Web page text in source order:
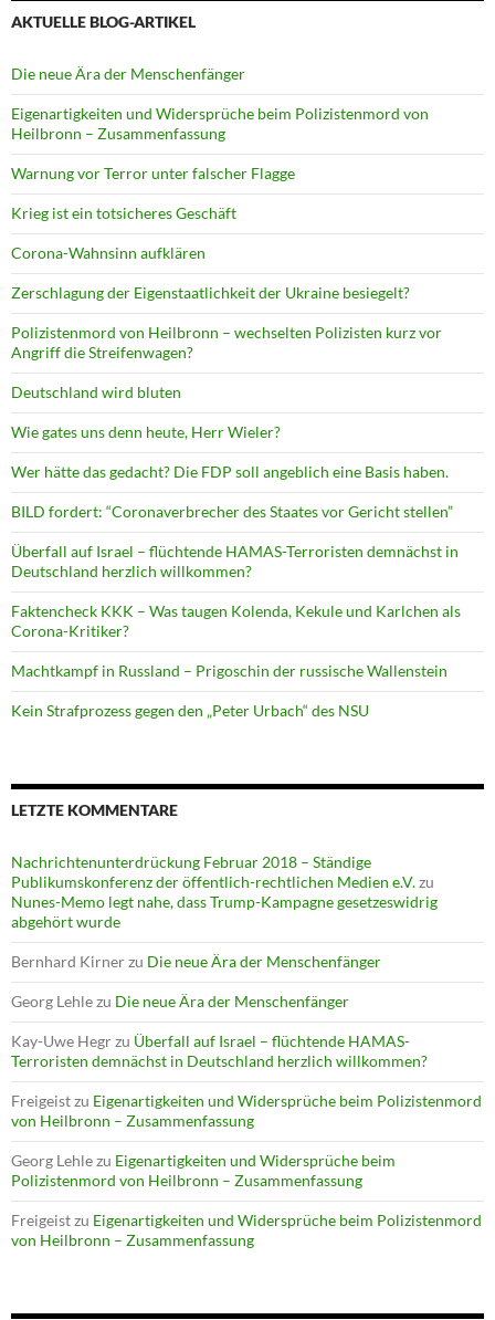
AKTUELLE BLOG-ARTIKEL
Die neue Ära der Menschenfänger
Eigenartigkeiten und Widersprüche beim Polizistenmord von
Heilbronn – Zusammenfassung
Warnung vor Terror unter falscher Flagge
Krieg ist ein totsicheres Geschäft
Corona-Wahnsinn aufklären
Zerschlagung der Eigenstaatlichkeit der Ukraine besiegelt?
Polizistenmord von Heilbronn – wechselten Polizisten kurz vor
Angriff die Streifenwagen?
Deutschland wird bluten
Wie gates uns denn heute, Herr Wieler?
Wer hätte das gedacht? Die FDP soll angeblich eine Basis haben.
BILD fordert: “Coronaverbrecher des Staates vor Gericht stellen”
Überfall auf Israel – flüchtende HAMAS-Terroristen demnächst in
Deutschland herzlich willkommen?
Faktencheck KKK – Was taugen Kolenda, Kekule und Karlchen als
Corona-Kritiker?
Machtkampf in Russland – Prigoschin der russische Wallenstein
Kein Strafprozess gegen den „Peter Urbach“ des NSU
LETZTE KOMMENTARE
Nachrichtenunterdrückung Februar 2018 – Ständige
Publikumskonferenz der öffentlich-rechtlichen Medien e.V.zu
Nunes-Memo legt nahe, dass Trump-Kampagne gesetzeswidrig
abgehört wurde
Bernhard Kirnerzu Die neue Ära der Menschenfänger
Georg Lehlezu Die neue Ära der Menschenfänger
Kay-Uwe Hegrzu Überfall auf Israel – flüchtende HAMAS-
Terroristen demnächst in Deutschland herzlich willkommen?
Freigeistzu Eigenartigkeiten und Widersprüche beim Polizistenmord
von Heilbronn – Zusammenfassung
Georg Lehlezu Eigenartigkeiten und Widersprüche beim
Polizistenmord von Heilbronn – Zusammenfassung
Freigeistzu Eigenartigkeiten und Widersprüche beim Polizistenmord
von Heilbronn – Zusammenfassung